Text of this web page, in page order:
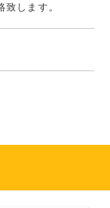
します。